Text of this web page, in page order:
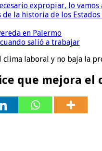
expropiar, lo
la historia de los
en Palermo
salió a trabajar
clima laboral y no baja la
que mejora